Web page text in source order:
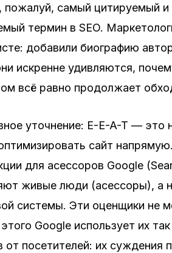
пожалуй, самый цитируемый
термин в SEO.
добавили биографию
искренне удивляются,
всё равно продолжает
уточнение: E-E-A-T —
сайт
для асессоров Google
живые люди (асессоры), а
системы. Эти оценщики не
Google использует их
от посетителей: их суждения